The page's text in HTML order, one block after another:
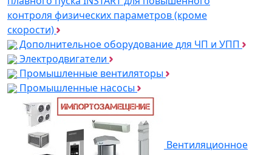
контроля физических параметров (кроме
скорости)
Дополнительное оборудование для ЧП и УПП
Электродвигатели
Промышленные вентиляторы
Промышленные насосы
Вентиляционное